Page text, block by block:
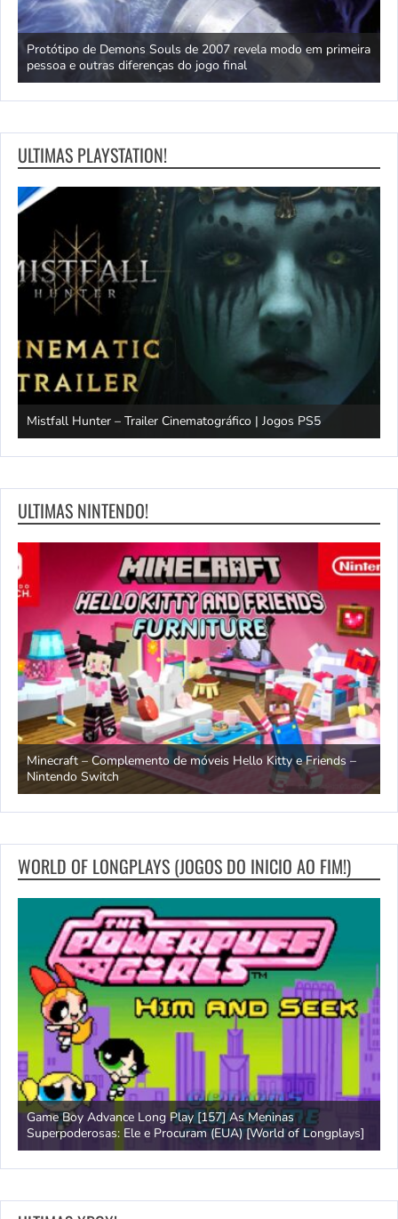
Protótipo de Demons Souls de 2007 revela modo em primeira
pessoa e outras diferenças do jogo final
ULTIMAS PLAYSTATION!
Mistfall Hunter – Trailer Cinematográfico | Jogos PS5
ULTIMAS NINTENDO!
Minecraft – Complemento de móveis Hello Kitty e Friends –
Nintendo Switch
WORLD OF LONGPLAYS (JOGOS DO INICIO AO FIM!)
Game Boy Advance Long Play [157] As Meninas
Superpoderosas: Ele e Procuram (EUA) [World of Longplays]